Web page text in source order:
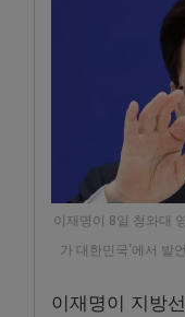
이재명이 8일 청와대
가 대한민국’에서 발
이재명이 지방